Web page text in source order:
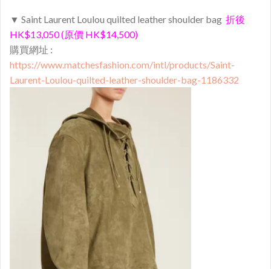
▼ Saint Laurent Loulou quilted leather shoulder bag 折後
HK$13,050 (原價 HK$14,500)
購買網址 :
https://www.matchesfashion.com/intl/products/Saint-
Laurent-Loulou-quilted-leather-shoulder-bag-1186332